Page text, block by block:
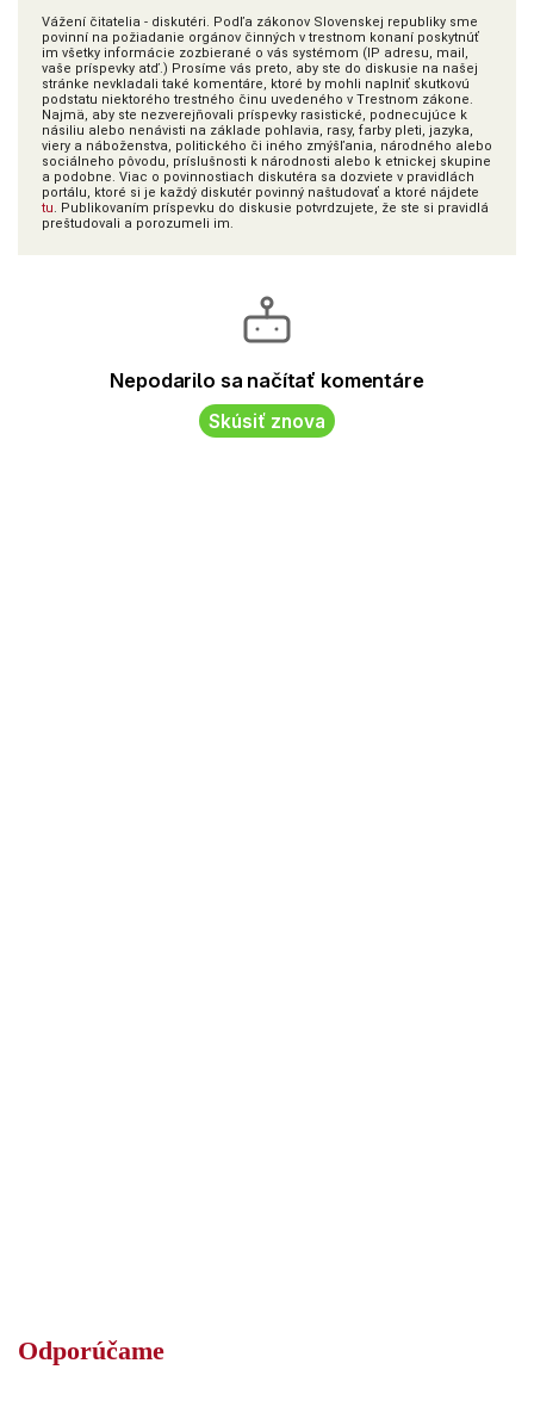
Vážení čitatelia - diskutéri. Podľa zákonov Slovenskej republiky sme
povinní na požiadanie orgánov činných v trestnom konaní poskytnúť
im všetky informácie zozbierané o vás systémom (IP adresu, mail,
vaše príspevky atď.) Prosíme vás preto, aby ste do diskusie na našej
stránke nevkladali také komentáre, ktoré by mohli naplniť skutkovú
podstatu niektorého trestného činu uvedeného v Trestnom zákone.
Najmä, aby ste nezverejňovali príspevky rasistické, podnecujúce k
násiliu alebo nenávisti na základe pohlavia, rasy, farby pleti, jazyka,
viery a náboženstva, politického či iného zmýšľania, národného alebo
sociálneho pôvodu, príslušnosti k národnosti alebo k etnickej skupine
a podobne. Viac o povinnostiach diskutéra sa dozviete v pravidlách
portálu, ktoré si je každý diskutér povinný naštudovať a ktoré nájdete
tu. Publikovaním príspevku do diskusie potvrdzujete, že ste si pravidlá
preštudovali a porozumeli im.
Odporúčame